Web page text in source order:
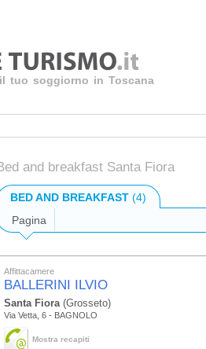
tuo soggiorno in Toscana
and breakfast Santa Fiora
BED AND BREAKFAST (4)
Pagina
Affittacamere
BALLERINI ILVIO
Santa Fiora(Grosseto)
Via Vetta, 6 - BAGNOLO
Mostra recapiti